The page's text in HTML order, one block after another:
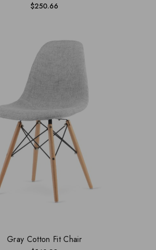
$250.66
Gray Cotton Fit Chair